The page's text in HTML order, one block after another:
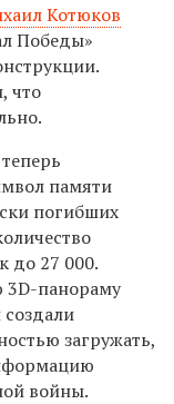
Котюков
Победы»
что
памяти
погибших
до 27 000.
3D-панораму
загружать,
войны.